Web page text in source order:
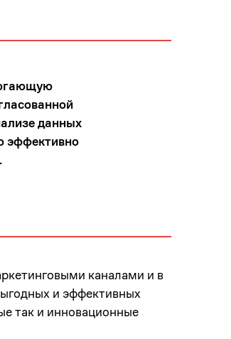
данных
эффективно
каналами и в
и эффективных
так и инновационные